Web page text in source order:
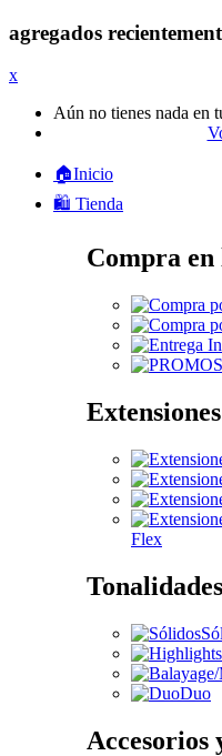
agregados
x
Aún no tienes nada en
🏠Inicio
🛍️ Tienda
Compra en
Flex
Tonalidades
Duo
Accesorios